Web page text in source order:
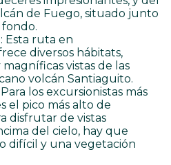
de Fuego, situado junto
Esta ruta en
diversos hábitats,
vistas de las
volcán Santiaguito.
los excursionistas más
el pico más alto de
disfrutar de vistas
del cielo, hay que
difícil y una vegetación